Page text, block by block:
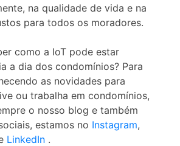
na qualidade de vida e na
para todos os moradores.
como a IoT pode estar
a dia dos condomínios? Para
as novidades para
ou trabalha em condomínios,
o nosso blog e também
estamos no Instagram,
LinkedIn.